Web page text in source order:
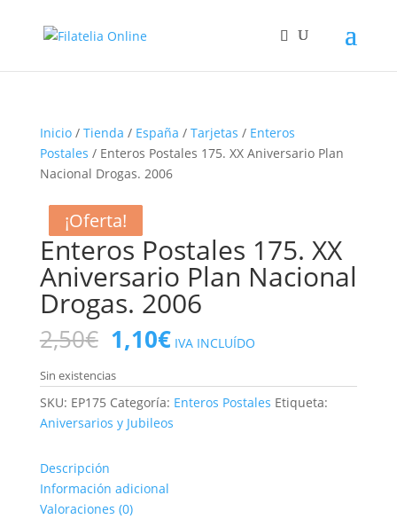
Inicio/ Tienda / España / Tarjetas / Enteros
Postales / Enteros Postales 175. XX Aniversario Plan
Nacional Drogas. 2006
¡Oferta!
Enteros Postales 175. XX
Aniversario Plan Nacional
Drogas. 2006
2,50€ El
precio
original
era:
2,50€.
1,10€El
precio
actual
es:
1,10€.
IVA INCLUÍDO
Sin existencias
SKU: EP175 Categoría: Enteros Postales Etiqueta:
Aniversarios y Jubileos
Descripción
Información adicional
Valoraciones (0)
¡Oferta!
¡Oferta!
¡Oferta!